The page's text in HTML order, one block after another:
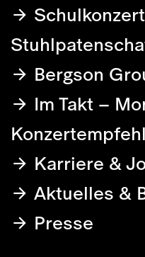
Bergson
Im Takt –
Karriere &
Aktuelles &
Presse